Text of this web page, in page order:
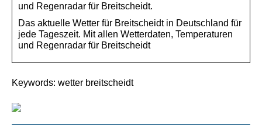
und Regenradar für Breitscheidt.
Das aktuelle Wetter für Breitscheidt in Deutschland für
jede Tageszeit. Mit allen Wetterdaten, Temperaturen
und Regenradar für Breitscheidt
Keywords: wetter breitscheidt